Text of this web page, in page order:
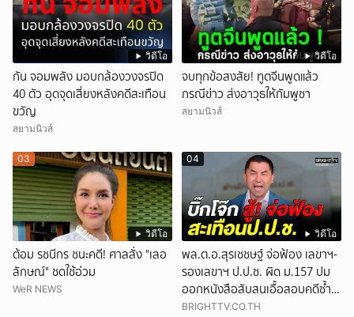
วิดีโอ
กัน จอมพลัง มอบกล้องวงจรปิด
40 ตัว อุดจุดเสี่ยงหลังคดีสะเทือน
ขวัญ
สยามนิวส์
วิดีโอ
จบทุกข้อสงสัย! ทูตจีนพูดแล้ว
กรณีข่าว ส่งอาวุธให้กัมพูชา
สยามนิวส์
วิดีโอ
03
ต้อม รชนีกร ชนะคดี! ศาลสั่ง "เลอ
ลักษณ์" ชดใช้อ่วม
WeR NEWS
วิดีโอ
04
พล.ต.อ.สุรเชชษฐ์ จ่อฟ้อง เลขาฯ-
รองเลขาฯ ป.ป.ช. ผิด ม.157 ปม
ออกหนังสือสับสนเอื้อสอบคดีซ้ำ
ซ้อน
BRIGHTTV.CO.TH